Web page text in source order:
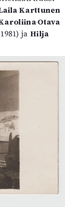
Karttunen
Otava
jaHilja